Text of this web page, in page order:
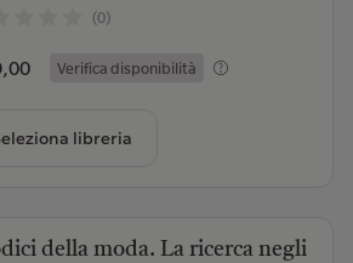
(0)
Verifica disponibilità
libreria
della moda. La ricerca negli